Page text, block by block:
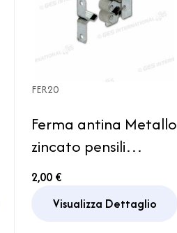
FER20
Ferma antina Metallo
zincato pensili
Camper Caravan
Fermaporta
2,00 €
Visualizza Dettaglio